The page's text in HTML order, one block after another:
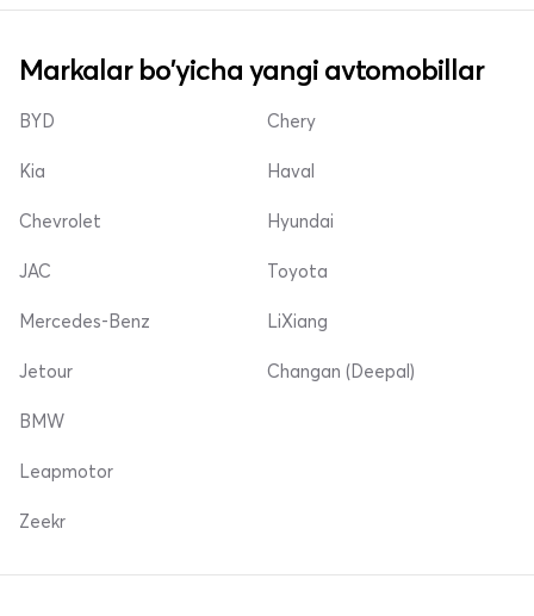
Markalar bo'yicha yangi avtomobillar
BYD
Kia
Chevrolet
Chery
Haval
Hyundai
JAC
Mercedes-Benz
Jetour
Toyota
LiXiang
Changan (Deepal)
BMW
Leapmotor
Zeekr